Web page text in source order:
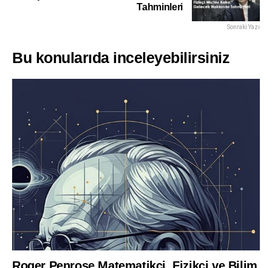
Tahminleri
Sonraki Yazı
Bu konularıda inceleyebilirsiniz